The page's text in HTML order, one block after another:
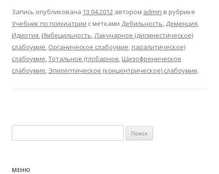
Запись опубликована 13.04.2012 автором admin в рубрике
Учебник по психиатрии с метками Дебильность, Деменция,
Идиотия, Имбецильность,Лакунарное (дисмнестическое)
слабоумие, Органическое слабоумие, паралитическое)
слабоумие,Тотальное (глобарное, Шизофреническое
слабоумие, Эпилептическое (концентрическое) слабоумие.
МЕНЮ